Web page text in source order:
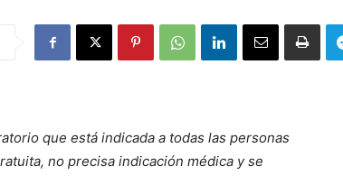
que está indicada a todas las personas
no precisa indicación médica y se